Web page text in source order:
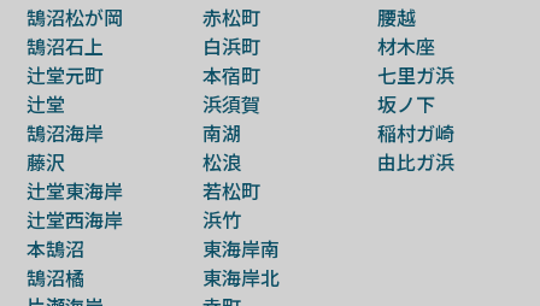
鵠沼松が岡
鵠沼石上
辻堂元町
辻堂
鵠沼海岸
藤沢
辻堂東海岸
辻堂西海岸
本鵠沼
鵠沼橘
赤松町
白浜町
本宿町
浜須賀
南湖
松浪
若松町
浜竹
東海岸南
東海岸北
腰越
材木座
七里ガ浜
坂ノ下
稲村ガ崎
由比ガ浜